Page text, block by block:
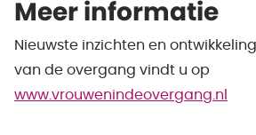
Meer informatie
Nieuwste inzichten en
van de overgang vindt u op
www.vrouwenindeovergang.nl